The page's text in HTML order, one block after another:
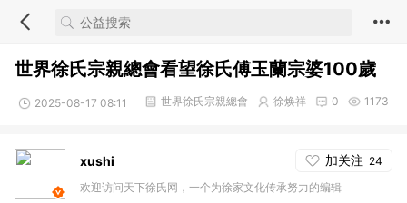
世界徐氏宗親總會看望徐氏傅玉蘭宗婆100歲
2025-08-17 08:11 1173
0
徐焕祥
世界徐氏宗親總會
xushi 加关注 24
欢迎访问天下徐氏网，一个为徐家文化传承努力的编辑